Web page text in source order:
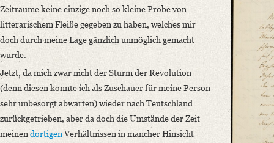
Meine Rückkehr in das Vaterland fodert mich von Neuem lebhafter
Language
Editors
Bamberg, Claudia
Varwig, Olivia
Zeitraume keine einzige noch so kleine Probe von
litterarischem Fleiße gegeben zu haben, welches mir
doch durch meine Lage gänzlich unmöglich gemacht
wurde.
Jetzt, da mich zwar nicht der Sturm der Revolution
(denn diesen konnte ich als Zuschauer für meine Person
sehr unbesorgt abwarten) wieder nach Teutschland
zurückgetrieben, aber da doch die Umstände der Zeit
meinen dortigenVerhältnissen in mancher Hinsicht